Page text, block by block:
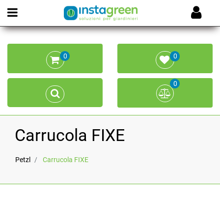
Open menu
0 0
0
Carrucola FIXE
Petzl Carrucola FIXE